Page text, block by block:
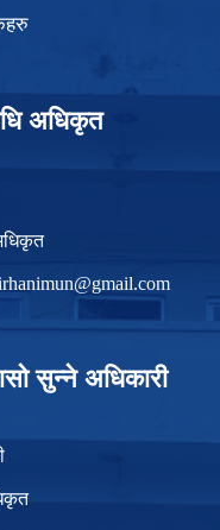
अधिकृत
सुन्ने अधिकारी